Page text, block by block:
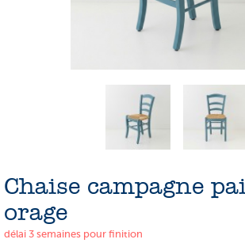
NOS CLIENTS ONT DU TALENT
SLOW E-SHOP
Chaise campagne
orage
délai 3 semaines pour finition